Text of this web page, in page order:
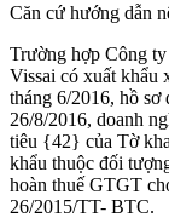
Căn cứ hướng dẫn
Trường hợp Công
Vissai có xuất khẩu
tháng 6/2016, hồ sơ
26/8/2016, doanh
tiêu {42} của Tờ
khẩu thuộc đối
hoàn thuế GTGT
26/2015/TT- BTC.